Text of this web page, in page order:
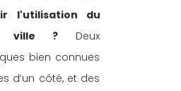
l'utilisation du
ville ? Deux
bien connues
d’un côté, et des